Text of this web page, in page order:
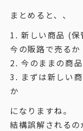
まとめると、、
1. 新しい商品 (保
今の販路で売るか
2. 今のままの商
3. まずは新しい
か
になりますね。
結構誤解される